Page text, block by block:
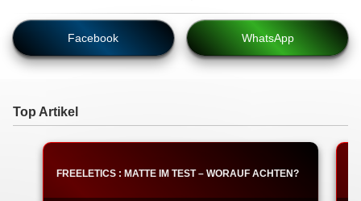
Facebook WhatsApp
Top Artikel
FREELETICS : MATTE IM TEST – WORAUF ACHTEN?